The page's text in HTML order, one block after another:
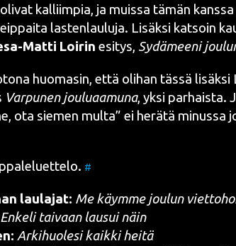
kal­liim­pia, ja muis­sa tämän
las­ten­lau­lu­ja. Lisäk­si kat­soin
Mat­ti Loi­rin esi­tys, Sydä­mee­ni
huo­ma­sin, että oli­han täs­sä lisäk­si
Var­pu­nen jou­lu­aa­mu­na, yksi par­hais­ta.
ota sie­men mul­ta” ei herä­tä minus­sa
#
lau­la­jat: Me käym­me jou­lun
Enke­li tai­vaan lausui näin
Arki­huo­le­si kaik­ki heitä